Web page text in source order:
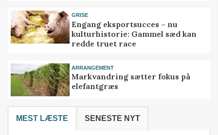
GRISE
Engang eksportsucces – nu
kulturhistorie: Gammel sæd kan
redde truet race
ARRANGEMENT
Markvandring sætter fokus på
elefantgræs
MEST LÆSTE SENESTE NYT